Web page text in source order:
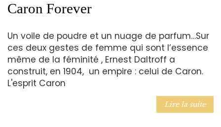
Caron Forever
Un voile de poudre et un nuage de parfum…Sur
ces deux gestes de femme qui sont l’essence
même de la féminité , Ernest Daltroff a
construit, en 1904, un empire : celui de Caron.
L'esprit Caron
Lire la suite